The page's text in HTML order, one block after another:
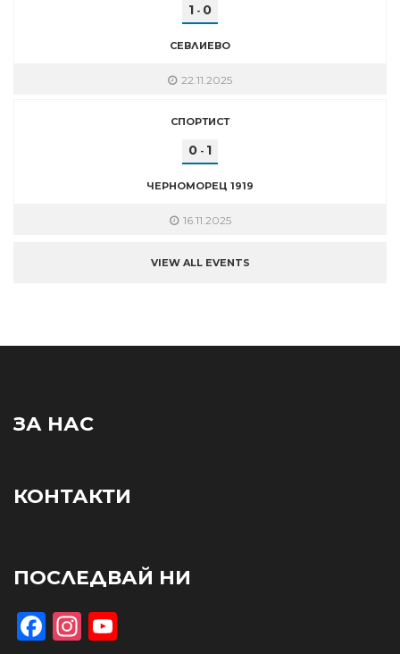
1 - 0
СЕВЛИЕВО
22.11.2025
СПОРТИСТ
0 - 1
ЧЕРНОМОРЕЦ 1919
16.11.2025
VIEW ALL EVENTS
ЗА НАС
КОНТАКТИ
ПОСЛЕДВАЙ НИ
Facebook
Instagram